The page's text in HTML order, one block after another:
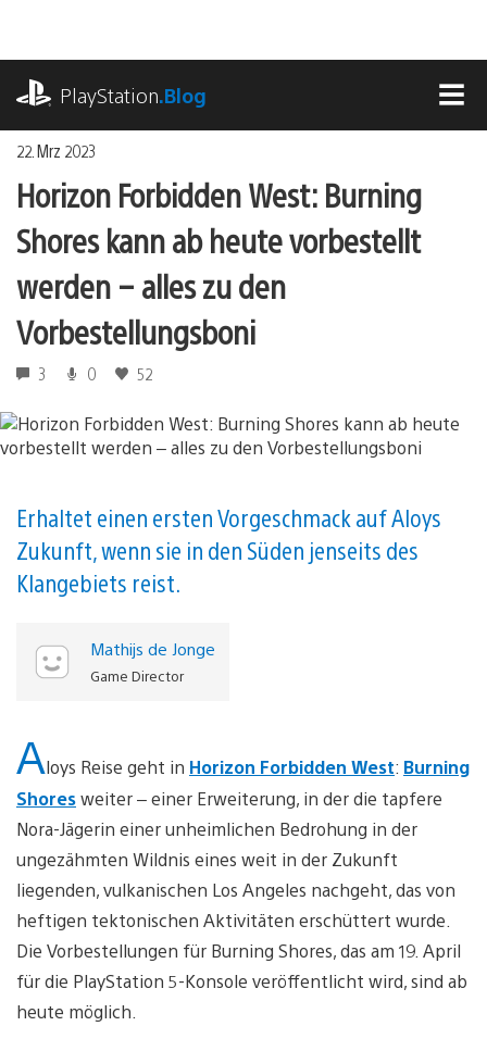
springen
PlayStation.Blog
22. Mrz 2023
Horizon Forbidden West: Burning
Shores kann ab heute vorbestellt
werden – alles zu den
Vorbestellungsboni
3 0 52
Erhaltet einen ersten Vorgeschmack auf Aloys
Zukunft, wenn sie in den Süden jenseits des
Klangebiets reist.
Mathijs de Jonge
Game Director
Aloys Reise geht in Horizon Forbidden West: Burning
Shoresweiter – einer Erweiterung, in der die tapfere
Nora-Jägerin einer unheimlichen Bedrohung in der
ungezähmten Wildnis eines weit in der Zukunft
liegenden, vulkanischen Los Angeles nachgeht, das von
heftigen tektonischen Aktivitäten erschüttert wurde.
Die Vorbestellungen für Burning Shores, das am 19. April
für die PlayStation 5-Konsole veröffentlicht wird, sind ab
heute möglich.